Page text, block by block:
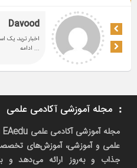
Davood
اخبار ترید، یک
... ادامه
مجله آموزشی آکادمی علمی
علمی و آموزشی، آموزش‌های
جذاب و به‌روز ارائه می‌دهد و